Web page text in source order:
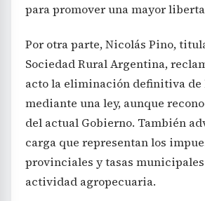
para promover una mayor
Por otra parte, Nicolás Pino,
Sociedad Rural Argentina,
acto la eliminación definitiva de
mediante una ley, aunque
del actual Gobierno. También
carga que representan los
provinciales y tasas
actividad agropecuaria.